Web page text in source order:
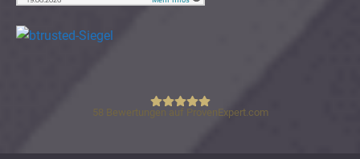
Lutz Schneider Immobilienbewertung
58 Bewertungen auf ProvenExpert.com